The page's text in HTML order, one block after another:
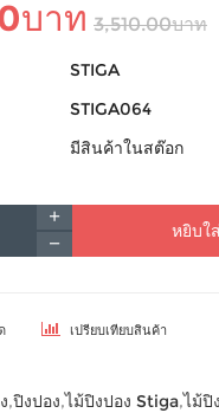
บาท 3,510.00บาท
STIGA
STIGA064
มีสินค้าในสต๊อก
หยิบใ
เปรียบเทียบสินค้า
,ปิงปอง,ไม้ปิงปอง Stiga,ไม้ปิ